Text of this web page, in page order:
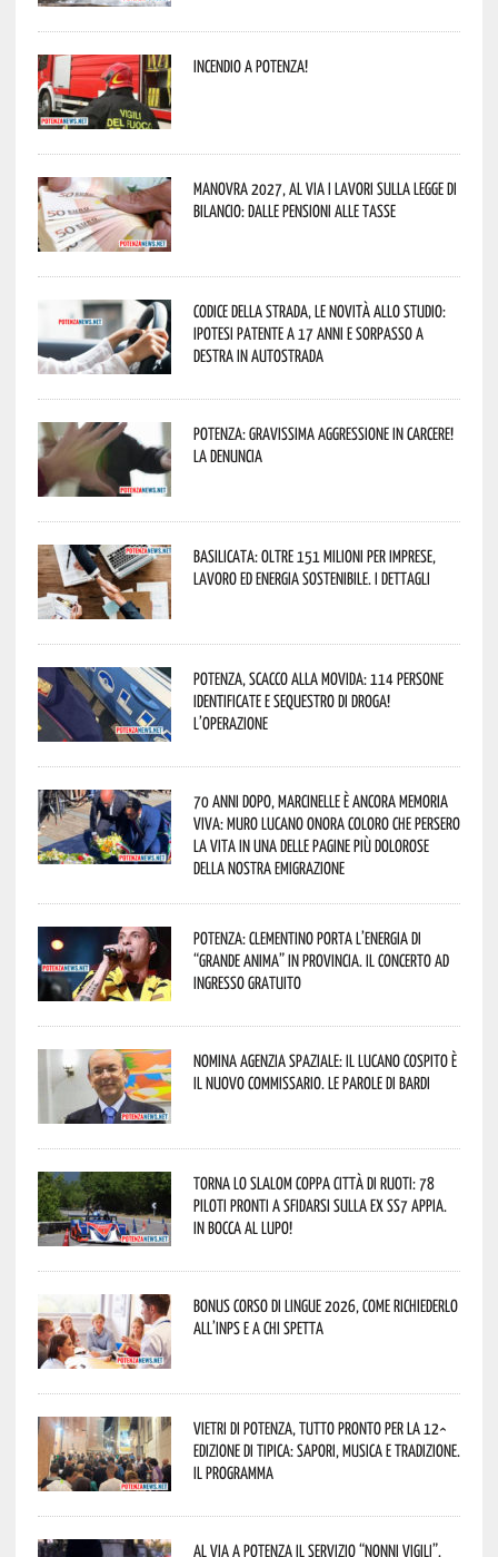
Incendio a Potenza!
Manovra 2027, al via i lavori sulla Legge di
Bilancio: dalle pensioni alle tasse
Codice della strada, le novità allo studio:
ipotesi patente a 17 anni e sorpasso a
destra in autostrada
Potenza: gravissima aggressione in Carcere!
La denuncia
Basilicata: oltre 151 milioni per imprese,
lavoro ed energia sostenibile. I dettagli
Potenza, scacco alla movida: 114 persone
identificate e sequestro di droga!
L’operazione
70 anni dopo, Marcinelle è ancora memoria
viva: Muro Lucano onora coloro che persero
la vita in una delle pagine più dolorose
della nostra emigrazione
Potenza: Clementino porta l’energia di
“Grande Anima” in provincia. Il concerto ad
ingresso gratuito
Nomina Agenzia Spaziale: il lucano Cospito è
il nuovo commissario. Le parole di Bardi
Torna lo Slalom Coppa Città di Ruoti: 78
piloti pronti a sfidarsi sulla ex SS7 Appia.
In bocca al lupo!
Bonus corso di lingue 2026, come richiederlo
all’INPS e a chi spetta
Vietri di Potenza, tutto pronto per la 12^
Edizione di Tipica: sapori, musica e tradizione.
Il programma
Al via a Potenza il servizio “Nonni Vigili”.